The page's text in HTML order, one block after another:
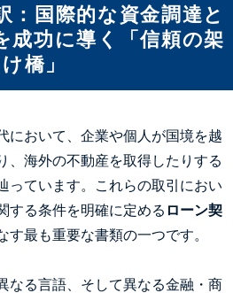
：国際的な資金調達と
成功に導く「信頼の架
け橋」
において、企業や個人が国境を越
、海外の不動産を取得したりする
っています。これらの取引におい
する条件を明確に定める ローン契
す最も重要な書類の一つです。
なる言語、そして異なる金融・商